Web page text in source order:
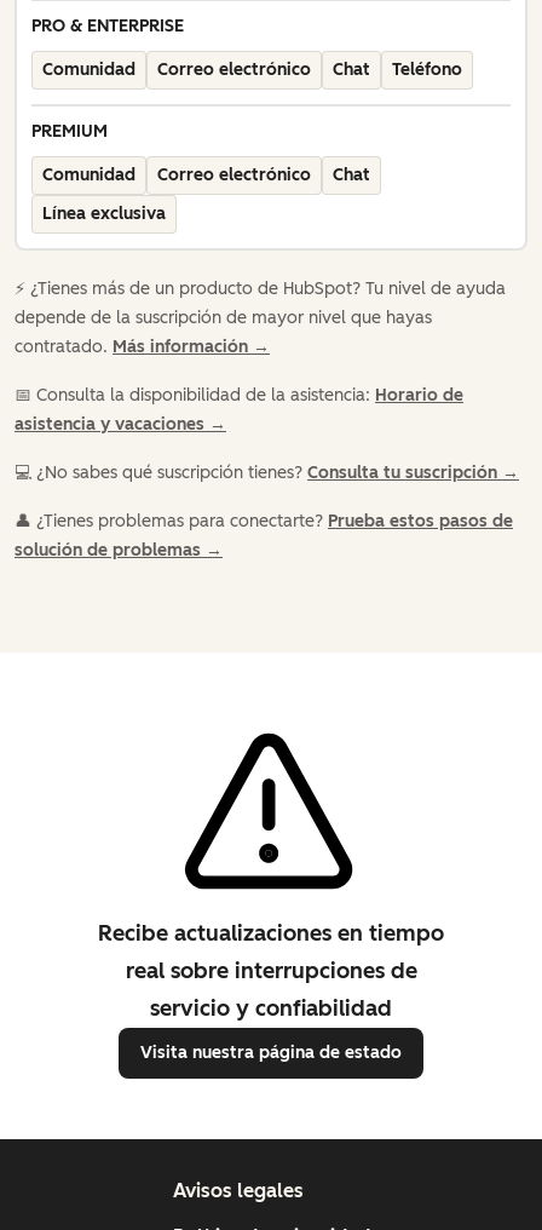
PRO & ENTERPRISE
Comunidad Correo electrónico Chat Teléfono
PREMIUM
Comunidad Correo electrónico
Chat
Línea exclusiva
⚡️ ¿Tienes más de un producto de HubSpot? Tu nivel de ayuda
depende de la suscripción de mayor nivel que hayas
contratado. Más información →
📅 Consulta la disponibilidad de la asistencia: Horario de
asistencia y vacaciones →
💻 ¿No sabes qué suscripción tienes? Consulta tu suscripción →
👤 ¿Tienes problemas para conectarte? Prueba estos pasos de
solución de problemas →
Recibe actualizaciones en tiempo
real sobre interrupciones de
servicio y confiabilidad
Visita nuestra página de estado
Avisos legales